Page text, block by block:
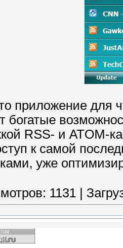
приложение для
богатые
RSS- и ATOM-
к самой
уже
1131 |